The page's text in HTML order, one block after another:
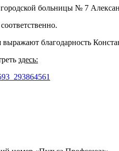
больницы № 7
благодарность
здесь: